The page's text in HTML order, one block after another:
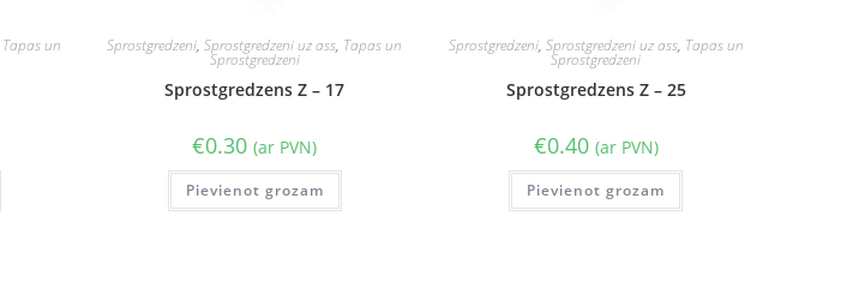
Tapas un Sprostgredzeni,Sprostgredzeni uz ass, Tapas un
Sprostgredzeni
Sprostgredzens Z – 17
€0.30 (ar PVN)
Pievienot grozam
Sprostgredzeni, Sprostgredzeni uz ass, Tapas un
Sprostgredzeni
Sprostgredzens Z – 25
€0.40 (ar PVN)
Pievienot grozam